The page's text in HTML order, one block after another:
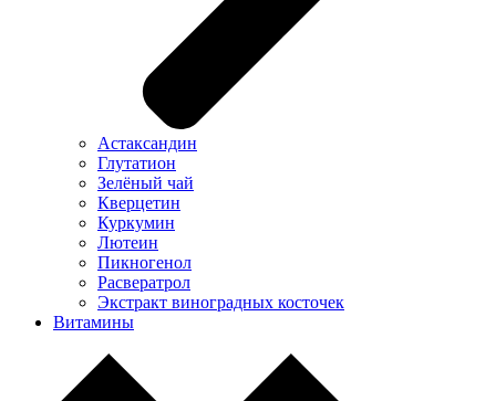
Астаксандин
Глутатион
Зелёный чай
Кверцетин
Куркумин
Лютеин
Пикногенол
Расвератрол
Экстракт виноградных косточек
Витамины